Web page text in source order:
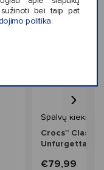
bei taip pat
politika
Spalvų kiekis: 4
Crocs™ Classic
Unfurgettable
€79,99
›